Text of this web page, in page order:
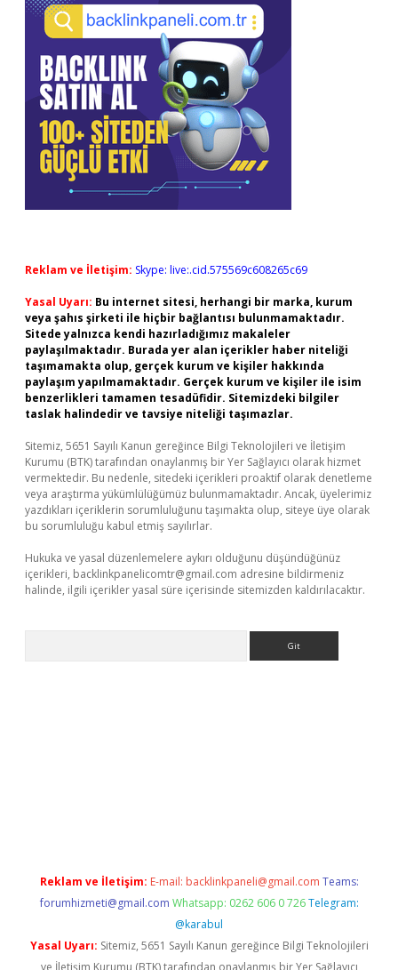
Reklam ve İletişim: Skype: live:.cid.575569c608265c69
Yasal Uyarı: Bu internet sitesi, herhangi bir marka, kurum
veya şahıs şirketi ile hiçbir bağlantısı bulunmamaktadır.
Sitede yalnızca kendi hazırladığımız makaleler
paylaşılmaktadır. Burada yer alan içerikler haber niteliği
taşımamakta olup, gerçek kurum ve kişiler hakkında
paylaşım yapılmamaktadır. Gerçek kurum ve kişiler ile isim
benzerlikleri tamamen tesadüfidir. Sitemizdeki bilgiler
taslak halindedir ve tavsiye niteliği taşımazlar.
Sitemiz, 5651 Sayılı Kanun gereğince Bilgi Teknolojileri ve İletişim
Kurumu (BTK) tarafından onaylanmış bir Yer Sağlayıcı olarak hizmet
vermektedir. Bu nedenle, sitedeki içerikleri proaktif olarak denetleme
veya araştırma yükümlülüğümüz bulunmamaktadır. Ancak, üyelerimiz
yazdıkları içeriklerin sorumluluğunu taşımakta olup, siteye üye olarak
bu sorumluluğu kabul etmiş sayılırlar.
Hukuka ve yasal düzenlemelere aykırı olduğunu düşündüğünüz
içerikleri, backlinkpanelicomtr@gmail.com adresine bildirmeniz
halinde, ilgili içerikler yasal süre içerisinde sitemizden kaldırılacaktır.
Reklam ve İletişim: E-mail: backlinkpaneli@gmail.com Teams:
forumhizmeti@gmail.com Whatsapp: 0262 606 0 726 Telegram:
@karabul
Yasal Uyarı: Sitemiz, 5651 Sayılı Kanun gereğince Bilgi Teknolojileri
ve İletişim Kurumu (BTK) tarafından onaylanmış bir Yer Sağlayıcı